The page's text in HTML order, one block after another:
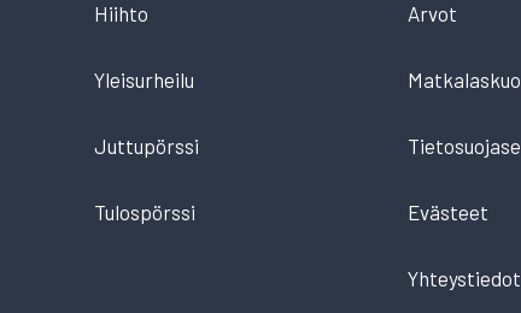
Hiihto
Yleisurheilu
Juttupörssi
Tulospörssi
Arvot
Evästeet
Yhteystiedot